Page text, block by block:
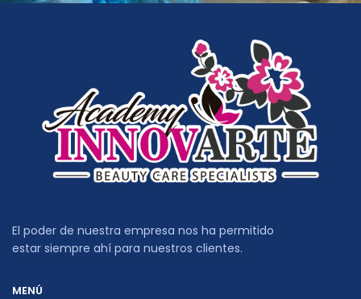
El poder de nuestra empresa nos ha permitido
estar siempre ahí para nuestros clientes.
MENÚ